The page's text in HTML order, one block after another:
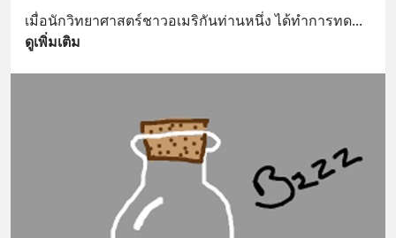
เมื่อนักวิทยาศาสตร์ชาวอเมริกันท่านหนึ่ง ได้ทำการทด...
ดูเพิ่มเติม